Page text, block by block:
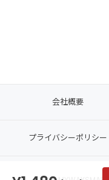
会社概要
プライバシーポリシー